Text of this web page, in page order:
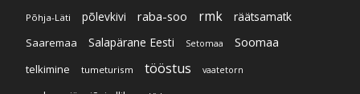
Põhja-Läti põlevkivi raba-soo rmk
räätsamatk
Saaremaa
Salapärane Eesti Setomaa Soomaa
telkimine tumeturism tööstus vaatetorn